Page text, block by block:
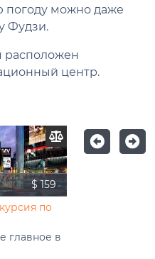
погоду можно даже
Фудзи.
расположен
центр.
$ 159
по
главное в